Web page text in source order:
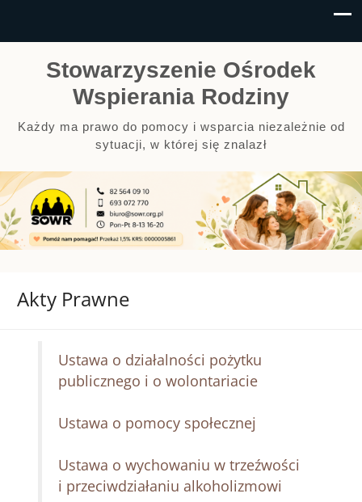
Stowarzyszenie Ośrodek
Wspierania Rodziny
Każdy ma prawo do pomocy i wsparcia niezależnie od
sytuacji, w której się znalazł
Akty Prawne
Ustawa o działalności pożytku
publicznego i o wolontariacie
Ustawa o pomocy społecznej
Ustawa o wychowaniu w trzeźwości
i przeciwdziałaniu alkoholizmowi